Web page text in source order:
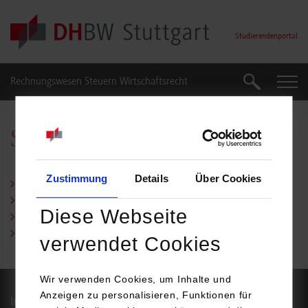
Zustimmung Details Über Cookies
Diese Webseite
verwendet Cookies
Wir verwenden Cookies, um Inhalte und
Anzeigen zu personalisieren, Funktionen für
Skip to main content
Studierendenportal
Rechnungswesen Steuern Wirtschaftsrecht Suche
Studienverlauf
Studienjahrgang 2026 (PDF)
Studienjahrgang 2025 (PDF)
Studienjahrgang 2024 (PDF)
Impressum
Datenschutz